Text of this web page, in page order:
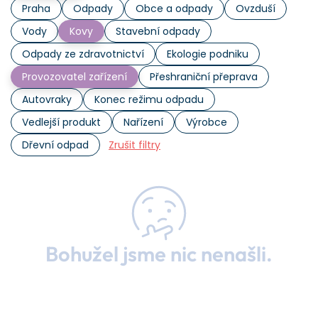
Praha
Odpady Obce a odpady
Ovzduší
Vody
Kovy
Stavební odpady
Odpady ze zdravotnictví
Ekologie podniku
Provozovatel zařízení
Přeshraniční přeprava
Autovraky
Konec režimu odpadu
Vedlejší produkt
Nařízení
Výrobce
Dřevní odpad
Zrušit filtry
Bohužel jsme nic nenašli.